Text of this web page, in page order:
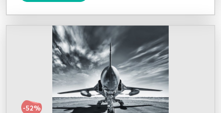
-52%